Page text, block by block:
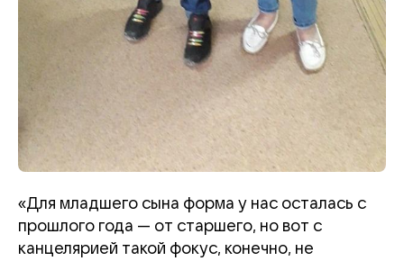
«Для младшего сына форма у нас осталась с
прошлого года — от старшего, но вот с
канцелярией такой фокус, конечно, не